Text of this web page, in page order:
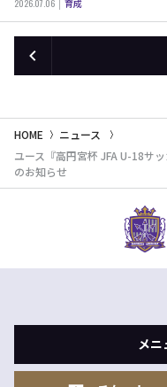
2026.07.06 育成
HOME
ニュース
ユース『高円宮杯 JFA U-18サ
のお知らせ
メニ